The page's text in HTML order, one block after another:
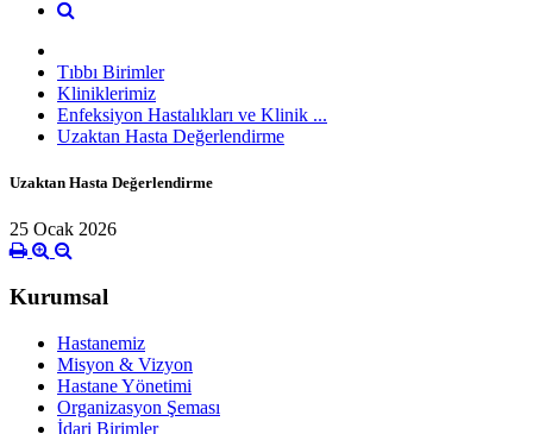
Tıbbı Birimler
Kliniklerimiz
Enfeksiyon Hastalıkları ve Klinik ...
Uzaktan Hasta Değerlendirme
Uzaktan Hasta Değerlendirme
25 Ocak 2026
Kurumsal
Hastanemiz
Misyon & Vizyon
Hastane Yönetimi
Organizasyon Şeması
İdari Birimler